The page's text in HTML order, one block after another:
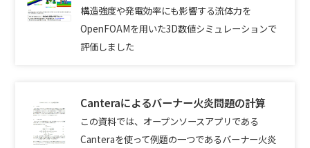
構造強度や発電効率にも影響する流体力を
OpenFOAMを用いた3D数値シミュレーションで
評価しました
Canteraによるバーナー火炎問題の計算
この資料では、オープンソースアプリである
Canteraを使って例題の一つであるバーナー火炎